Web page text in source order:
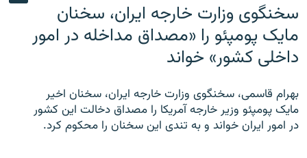
سخنگوی وزارت خارجه ایران، سخنان
مایک پومپئو را «مصداق مداخله در امور
داخلی کشور» خواند
بهرام قاسمی، سخنگوی وزارت خارجه ایران، سخنان اخیر
مایک پومپئو وزیر خارجه آمریکا را مصداق دخالت این کشور
در امور ایران خواند و به تندی این سخنان را محکوم کرد.